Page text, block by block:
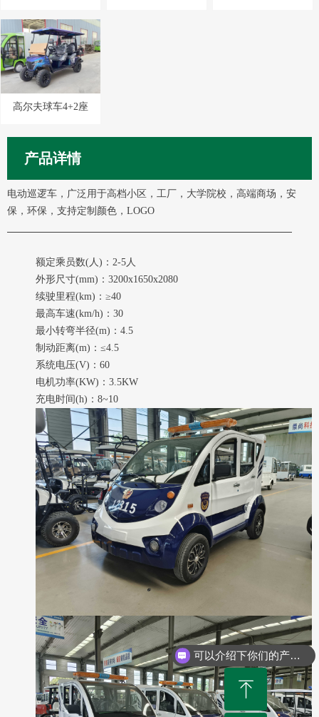
电动巡逻车，广泛用于高档小区，工厂，大学院校，高端商场，安
保，环保，支持定制颜色，LOGO
额定乘员数(人)：2-5人
外形尺寸(mm)：3200x1650x2080
续驶里程(km)：≥40
最高车速(km/h)：30
最小转弯半径(m)：4.5
制动距离(m)：≤4.5
系统电压(V)：60
电机功率(KW)：3.5KW
充电时间(h)：8~10
高尔夫球车4+2座
产品详情
ꁸ
可以介绍下你们的产品么